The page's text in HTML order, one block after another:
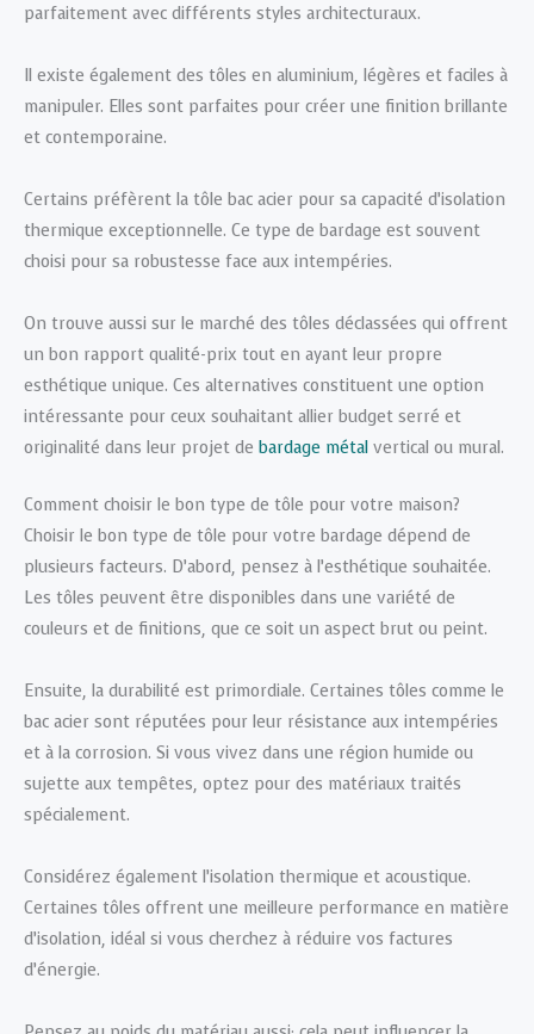
parfaitement avec différents styles architecturaux.
Il existe également des tôles en aluminium, légères et faciles à
manipuler. Elles sont parfaites pour créer une finition brillante
et contemporaine.
Certains préfèrent la tôle bac acier pour sa capacité d’isolation
thermique exceptionnelle. Ce type de bardage est souvent
choisi pour sa robustesse face aux intempéries.
On trouve aussi sur le marché des tôles déclassées qui offrent
un bon rapport qualité-prix tout en ayant leur propre
esthétique unique. Ces alternatives constituent une option
intéressante pour ceux souhaitant allier budget serré et
originalité dans leur projet de bardage métal vertical ou mural.
Comment choisir le bon type de tôle pour votre maison?
Choisir le bon type de tôle pour votre bardage dépend de
plusieurs facteurs. D’abord, pensez à l’esthétique souhaitée.
Les tôles peuvent être disponibles dans une variété de
couleurs et de finitions, que ce soit un aspect brut ou peint.
Ensuite, la durabilité est primordiale. Certaines tôles comme le
bac acier sont réputées pour leur résistance aux intempéries
et à la corrosion. Si vous vivez dans une région humide ou
sujette aux tempêtes, optez pour des matériaux traités
spécialement.
Considérez également l’isolation thermique et acoustique.
Certaines tôles offrent une meilleure performance en matière
d’isolation, idéal si vous cherchez à réduire vos factures
d’énergie.